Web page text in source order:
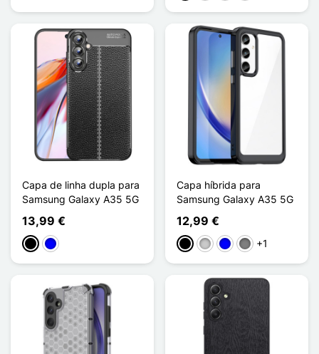
Capa de linha dupla para
Samsung Galaxy A35 5G
13,99 €
PretoAzul
Capa híbrida para
Samsung Galaxy A35 5G
12,99 €
PretoTransparente
AzulGris Transparent
+1